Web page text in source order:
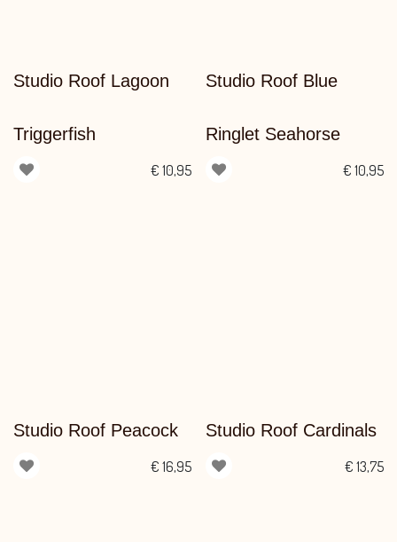
Studio Roof Lagoon
Triggerfish
€ 10,95
Studio Roof Blue
Ringlet Seahorse
€ 10,95
Studio Roof Peacock
€ 16,95
Studio Roof Cardinals
€ 13,75